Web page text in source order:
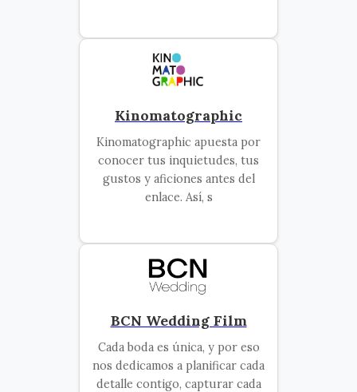
Kinomatographic
Kinomatographic apuesta por
conocer tus inquietudes, tus
gustos y aficiones antes del
enlace. Así, s
BCN Wedding Film
Cada boda es única, y por eso
nos dedicamos a planificar cada
detalle contigo, capturar cada